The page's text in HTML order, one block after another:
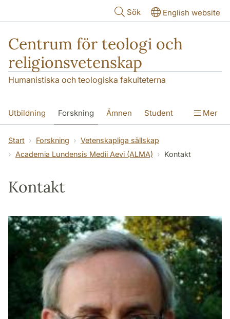
Sök English website
Centrum för teologi och
religionsvetenskap
Humanistiska och teologiska fakulteterna
Utbildning Forskning Ämnen Student
Institutionen
Mer
Start Forskning
Vetenskapliga sällskap
Academia Lundensis Medii Aevi (ALMA)
Kontakt
Kontakt